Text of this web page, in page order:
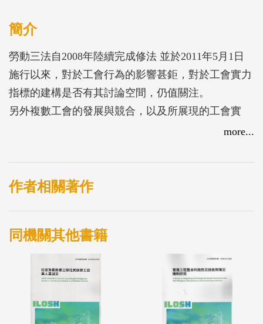
簡介
勞動三法自2008年陸續完成修法 並於2011年5月1日
施行以來，對於工會行為的影響甚鉅，對於工會實力
指標的建構是否有其討論空間，仍值關注。
另外複數工會的發展與競合，以及所展現的工會實
力，甚至影響團體協商代表的產生以及團體協約的進
義務協助以推選方式產生，不無疑義，如以會員人數
比例分配協商代表，如何分配，相關法規欠缺明確規
資爭議的議題上凸顯其弱勢地位，為此，是否透過工
會的力量，協助勞工爭議案件的進行，以保護勞工權
是以，藉由本計畫探討各國複數工會之發展、勞資爭
議工會行為適格及團體協商實力等相關規範與概況，
more...
作者相關著作
同機關其他書籍